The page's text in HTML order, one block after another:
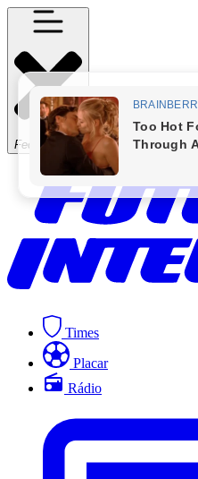
Fechar Menu
Times
Placar
Rádio